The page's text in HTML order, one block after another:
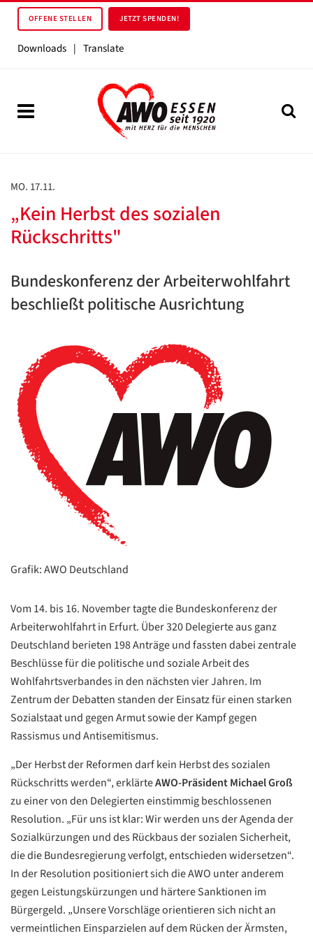
OFFENE STELLEN JETZT SPENDEN!
Downloads | Translate
MO. 17.11.
„Kein Herbst des sozialen
Rückschritts"
Bundeskonferenz der Arbeiterwohlfahrt
beschließt politische Ausrichtung
Grafik: AWO Deutschland
Vom 14. bis 16. November tagte die Bundeskonferenz der
Arbeiterwohlfahrt in Erfurt. Über 320 Delegierte aus ganz
Deutschland berieten 198 Anträge und fassten dabei zentrale
Beschlüsse für die politische und soziale Arbeit des
Wohlfahrtsverbandes in den nächsten vier Jahren. Im
Zentrum der Debatten standen der Einsatz für einen starken
Sozialstaat und gegen Armut sowie der Kampf gegen
Rassismus und Antisemitismus.
„Der Herbst der Reformen darf kein Herbst des sozialen
Rückschritts werden“, erklärteAWO-Präsident Michael Groß
zu einer von den Delegierten einstimmig beschlossenen
Resolution. „Für uns ist klar: Wir werden uns der Agenda der
Sozialkürzungen und des Rückbaus der sozialen Sicherheit,
die die Bundesregierung verfolgt, entschieden widersetzen“.
In der Resolution positioniert sich die AWO unter anderem
gegen Leistungskürzungen und härtere Sanktionen im
Bürgergeld. „Unsere Vorschläge orientieren sich nicht an
vermeintlichen Einsparzielen auf dem Rücken der Ärmsten,